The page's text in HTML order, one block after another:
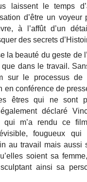
laissent le temps
d’être un voyeur
à l’affût d’un
des secrets
la beauté du geste de
dans le travail.
sur le processus
en conférence de
êtres qui ne sont
déclaré
qui m’a rendu ce
fougueux
au travail mais aussi
soient sa
ainsi sa